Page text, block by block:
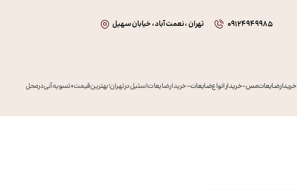
09124949985 تهران ، نعمت آباد ، خیابان سهیل
خریدار ضایعات مس–خریدار انواع ضایعات–خریدار ضایعات استیل در تهران؛ بهترین قیمت + تسویه آنی در محل